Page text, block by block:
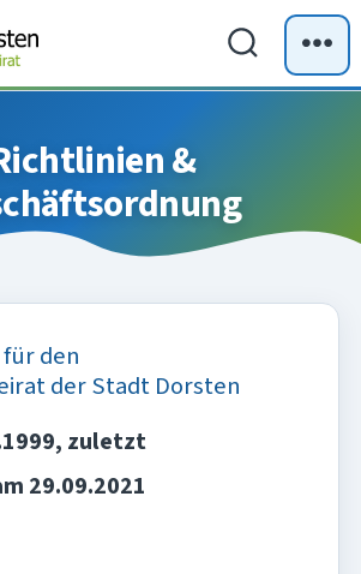
Suche
ein-/
&
den
der Stadt Dorsten
zuletzt
29.09.2021